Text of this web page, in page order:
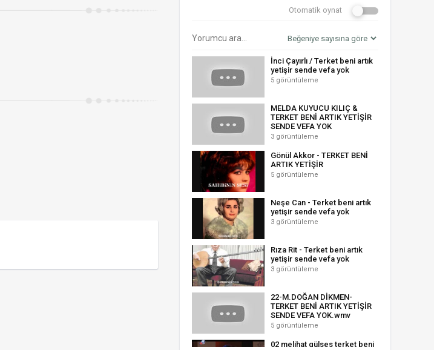
Otomatik oynat
İnci Çayırlı / Terket beni artık
yetişir sende vefa yok
5 görüntüleme
MELDA KUYUCU KILIÇ &
TERKET BENİ ARTIK YETİŞİR
SENDE VEFA YOK
3 görüntüleme
Gönül Akkor - TERKET BENİ
ARTIK YETİŞİR
5 görüntüleme
Neşe Can - Terket beni artık
yetişir sende vefa yok
3 görüntüleme
Rıza Rit - Terket beni artık
yetişir sende vefa yok
3 görüntüleme
22-M.DOĞAN DİKMEN-
TERKET BENİ ARTIK YETİŞİR
SENDE VEFA YOK.wmv
5 görüntüleme
02 melihat gülses terket beni